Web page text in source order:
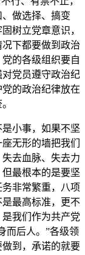
做选择、搞变
树立党章意识，
下都要做到政治
的各级组织要自
党员遵守政治纪
的政治纪律放在
小事，如果不坚
无形的墙把我们
去血脉、失去力
最根本的是要坚
非常繁重，八项
最高标准，更不
我们作为共产党
而后人。”各级领
到，承诺的就要